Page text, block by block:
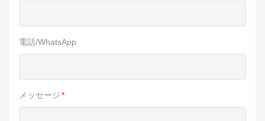
電話/WhatsApp
メッセージ*